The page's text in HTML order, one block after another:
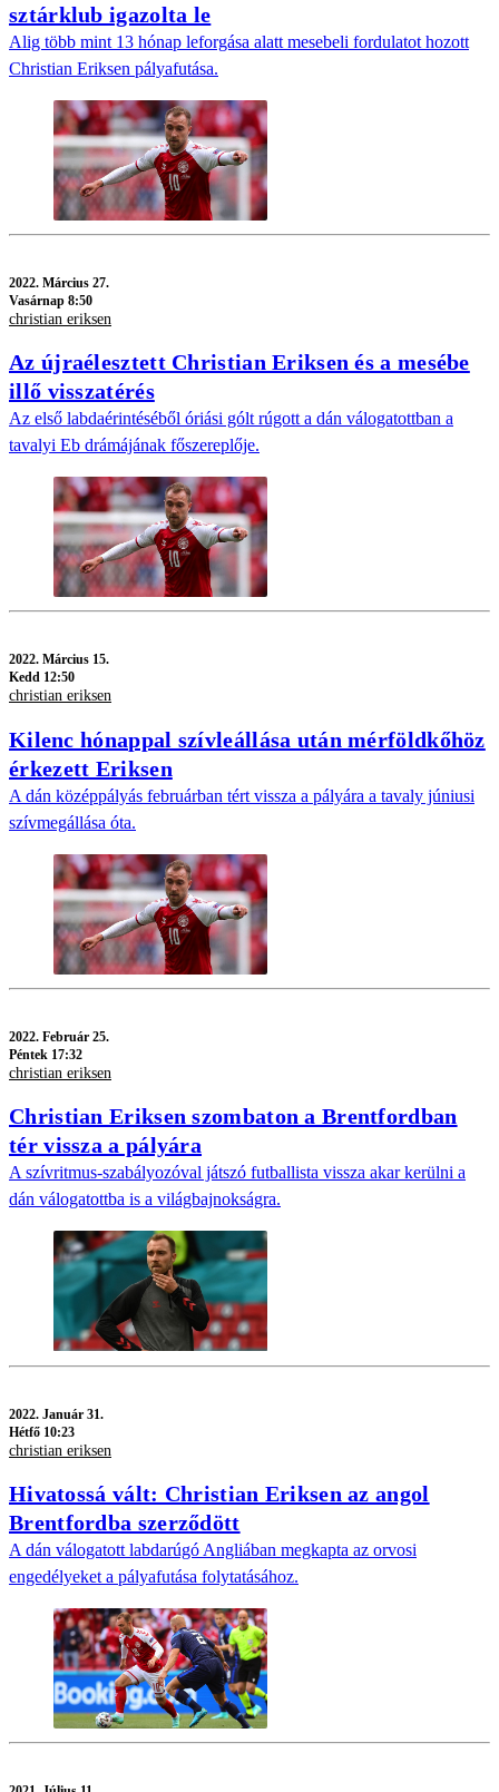
sztárklub igazolta le
Alig több mint 13 hónap leforgása alatt mesebeli fordulatot hozott
Christian Eriksen pályafutása.
2022. Március 27.
Vasárnap 8:50
christian eriksen
Az újraélesztett Christian Eriksen és a mesébe
illő visszatérés
Az első labdaérintéséből óriási gólt rúgott a dán válogatottban a
tavalyi Eb drámájának főszereplője.
2022. Március 15.
Kedd 12:50
christian eriksen
Kilenc hónappal szívleállása után mérföldkőhöz
érkezett Eriksen
A dán középpályás februárban tért vissza a pályára a tavaly júniusi
szívmegállása óta.
2022. Február 25.
Péntek 17:32
christian eriksen
Christian Eriksen szombaton a Brentfordban
tér vissza a pályára
A szívritmus-szabályozóval játszó futballista vissza akar kerülni a
dán válogatottba is a világbajnokságra.
2022. Január 31.
Hétfő 10:23
christian eriksen
Hivatossá vált: Christian Eriksen az angol
Brentfordba szerződött
A dán válogatott labdarúgó Angliában megkapta az orvosi
engedélyeket a pályafutása folytatásához.